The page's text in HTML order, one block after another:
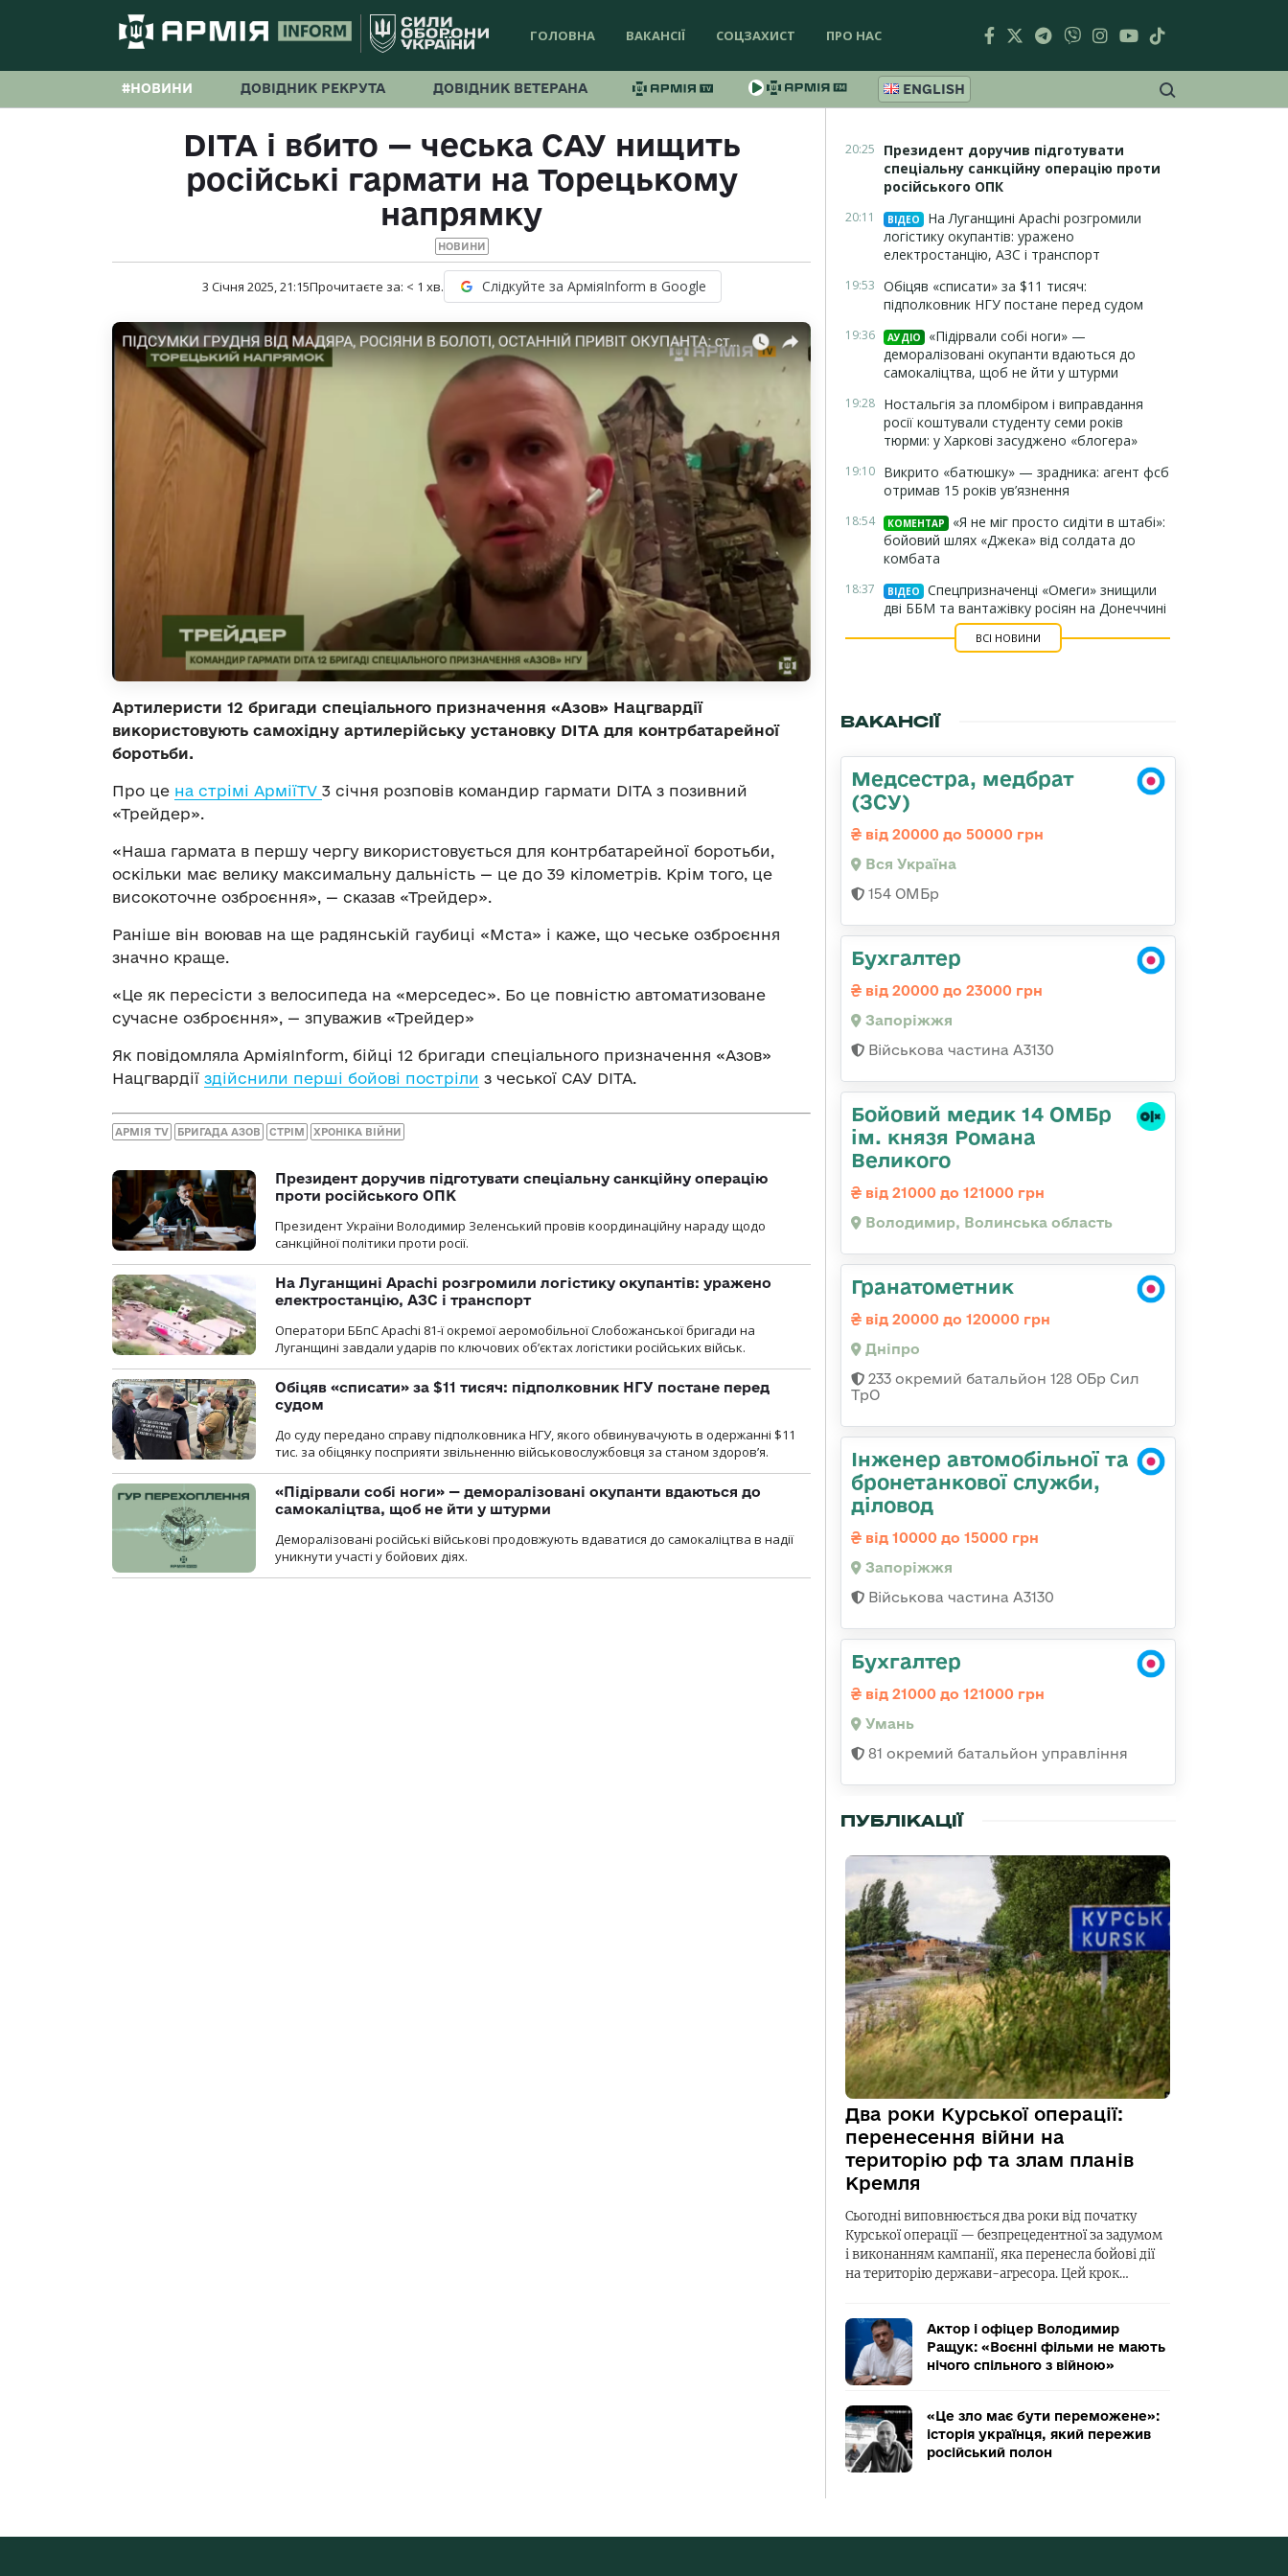
ГОЛОВНА ВАКАНСІЇ СОЦЗАХИСТ ПРО НАС
#НОВИНИ ДОВІДНИК РЕКРУТА ДОВІДНИК ВЕТЕРАНА ENGLISH
DITA і вбито — чеська САУ нищить
російські гармати на Торецькому
напрямку
НОВИНИ
3 Січня 2025, 21:15Прочитаєте за: < 1 хв. Слідкуйте за АрміяInform в Google
Артилеристи 12 бригади спеціального призначення «Азов» Нацгвардії
використовують самохідну артилерійську установку DITA для контрбатарейної
боротьби.
Про це на стрімі АрміїTV 3 січня розповів командир гармати DITA з позивний
«Трейдер».
«Наша гармата в першу чергу використовується для контрбатарейної боротьби,
оскільки має велику максимальну дальність — це до 39 кілометрів. Крім того, це
високоточне озброєння», — сказав «Трейдер».
Раніше він воював на ще радянській гаубиці «Мста» і каже, що чеське озброєння
значно краще.
«Це як пересісти з велосипеда на «мерседес». Бо це повністю автоматизоване
сучасне озброєння», — зпуважив «Трейдер»
Як повідомляла АрміяInform, бійці 12 бригади спеціального призначення «Азов»
Нацгвардії здійснили перші бойові постріли з чеської САУ DITA.
АРМІЯ TV БРИГАДА АЗОВ СТРІМ ХРОНІКА ВІЙНИ
Президент доручив підготувати спеціальну санкційну операцію
проти російського ОПК
Президент України Володимир Зеленський провів координаційну нараду щодо
санкційної політики проти росії.
На Луганщині Apachi розгромили логістику окупантів: уражено
електростанцію, АЗС і транспорт
Оператори ББпС Apachi 81-ї окремої аеромобільної Слобожанської бригади на
Луганщині завдали ударів по ключових об’єктах логістики російських військ.
Обіцяв «списати» за $11 тисяч: підполковник НГУ постане перед
судом
До суду передано справу підполковника НГУ, якого обвинувачують в одержанні $11
тис. за обіцянку посприяти звільненню військовослужбовця за станом здоров’я.
«Підірвали собі ноги» — деморалізовані окупанти вдаються до
самокаліцтва, щоб не йти у штурми
Деморалізовані російські військові продовжують вдаватися до самокаліцтва в надії
уникнути участі у бойових діях.
20:25
Президент доручив підготувати
спеціальну санкційну операцію проти
російського ОПК
20:11 ВІДЕО
На Луганщині Apachi розгромили
логістику окупантів: уражено
електростанцію, АЗС і транспорт
19:53 Обіцяв «списати» за $11 тисяч:
підполковник НГУ постане перед судом
19:36 АУДІО
«Підірвали собі ноги» —
деморалізовані окупанти вдаються до
самокаліцтва, щоб не йти у штурми
19:28 Ностальгія за пломбіром і виправдання
росії коштували студенту семи років
тюрми: у Харкові засуджено «блогера»
19:10 Викрито «батюшку» — зрадника: агент фсб
отримав 15 років ув’язнення
18:54 КОМЕНТАР
«Я не міг просто сидіти в штабі»:
бойовий шлях «Джека» від солдата до
комбата
18:37 ВІДЕО
Спецпризначенці «Омеги» знищили
дві ББМ та вантажівку росіян на Донеччині
ВСІ НОВИНИ
ВАКАНСІЇ
Медсестра, медбрат
(ЗСУ)
від 20000 до 50000 грн
Вся Україна
154 ОМБр
Бухгалтер
від 20000 до 23000 грн
Запоріжжя
Військова частина А3130
Бойовий медик 14 ОМБр
ім. князя Романа
Великого
від 21000 до 121000 грн
Володимир, Волинська область
Гранатометник
від 20000 до 120000 грн
Дніпро
233 окремий батальйон 128 ОБр Сил
ТрО
Інженер автомобільної та
бронетанкової служби,
діловод
від 10000 до 15000 грн
Запоріжжя
Військова частина А3130
Бухгалтер
від 21000 до 121000 грн
Умань
81 окремий батальйон управління
ПУБЛІКАЦІЇ
Два роки Курської операції:
перенесення війни на
територію рф та злам планів
Кремля
Сьогодні виповнюється два роки від початку
Курської операції — безпрецедентної за задумом
і виконанням кампанії, яка перенесла бойові дії
на територію держави-агресора. Цей крок…
Актор і офіцер Володимир
Ращук: «Воєнні фільми не мають
нічого спільного з війною»
«Це зло має бути переможене»:
історія українця, який пережив
російський полон